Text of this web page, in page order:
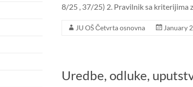
8/25 , 37/25) 2. Pravilnik sa kriterijima
JU OŠ Četvrta osnovna January
Uredbe, odluke,